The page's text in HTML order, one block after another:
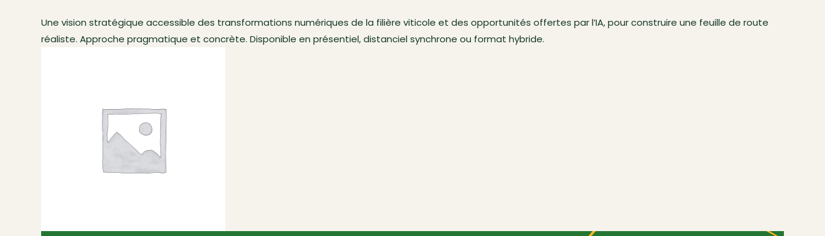
Une vision stratégique accessible des transformations numériques de la filière viticole et des opportunités offertes par l’IA, pour construire une feuille de route
réaliste. Approche pragmatique et concrète. Disponible en présentiel, distanciel synchrone ou format hybride.